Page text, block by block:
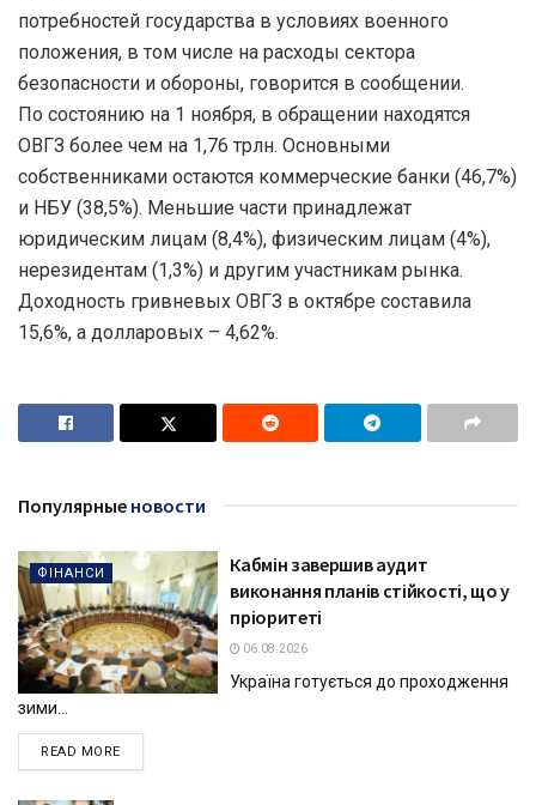
потребностей государства в условиях военного
положения, в том числе на расходы сектора
безопасности и обороны, говорится в сообщении.
По состоянию на 1 ноября, в обращении находятся
ОВГЗ более чем на 1,76 трлн. Основными
собственниками остаются коммерческие банки (46,7%)
и НБУ (38,5%). Меньшие части принадлежат
юридическим лицам (8,4%), физическим лицам (4%),
нерезидентам (1,3%) и другим участникам рынка.
Доходность гривневых ОВГЗ в октябре составила
15,6%, а долларовых – 4,62%.
Популярные новости
ФІНАНСИ
Кабмін завершив аудит
виконання планів стійкості, що у
пріоритеті
06.08.2026
Україна готується до проходження
зими...
READ MOREDETAILS